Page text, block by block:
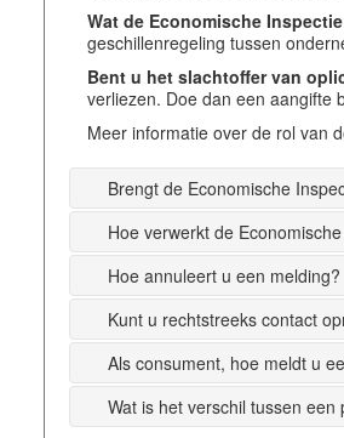
Wat de Economische
geschillenregeling tussen
Bent u het slachtoffer van
verliezen. Doe dan een aangifte
Meer informatie over de rol van
Brengt de Economische
Hoe verwerkt de
Hoe annuleert u een melding?
Kunt u rechtstreeks contact
Als consument, hoe meldt u
Wat is het verschil tussen